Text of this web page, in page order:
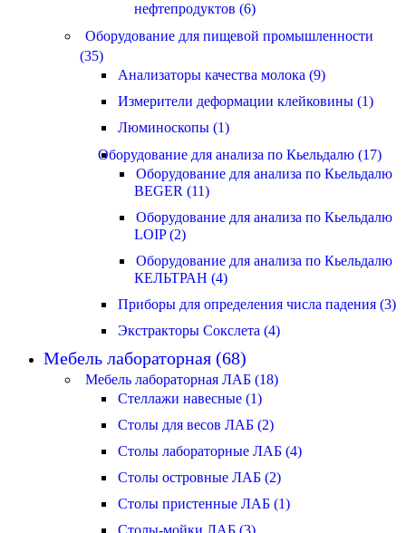
нефтепродуктов (6)
Оборудование для пищевой промышленности
(35)
Анализаторы качества молока (9)
Измерители деформации клейковины (1)
Люминоскопы (1)
Оборудование для анализа по Кьельдалю (17)
Оборудование для анализа по Кьельдалю
BEGER (11)
Оборудование для анализа по Кьельдалю
LOIP (2)
Оборудование для анализа по Кьельдалю
КЕЛЬТРАН (4)
Приборы для определения числа падения (3)
Экстракторы Сокслета (4)
Мебель лабораторная (68)
Мебель лабораторная ЛАБ (18)
Стеллажи навесные (1)
Столы для весов ЛАБ (2)
Столы лабораторные ЛАБ (4)
Столы островные ЛАБ (2)
Столы пристенные ЛАБ (1)
Столы-мойки ЛАБ (3)